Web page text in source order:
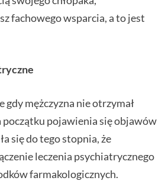
fachowego wsparcia, a to jest
gdy mężczyzna nie otrzymał
początku pojawienia się objawów
się do tego stopnia, że
leczenia psychiatrycznego
farmakologicznych.